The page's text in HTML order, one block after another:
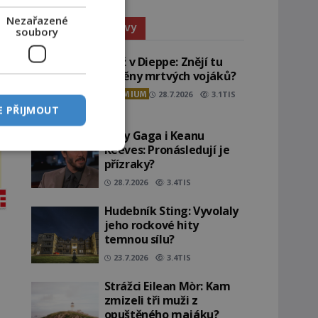
Paranormální jevy
Pláž v Dieppe: Znějí tu
ozvěny mrtvých vojáků?
PREMIUM 28.7.2026 3.1TIS
Lady Gaga i Keanu
Reeves: Pronásledují je
přízraky?
28.7.2026 3.4TIS
Hudebník Sting: Vyvolaly
jeho rockové hity
temnou sílu?
23.7.2026 3.4TIS
Strážci Eilean Mòr: Kam
zmizeli tři muži z
opuštěného majáku?
Nezařazené
soubory
PŘIJMOUT